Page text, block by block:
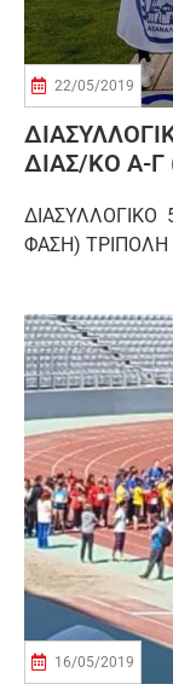
22/05/2019
ΔΙΑΣ/ΚΟ Α-Γ
ΔΙΑΣΥΛΛΟΓΙΚΟ
ΦΑΣΗ) ΤΡΙΠΟΛΗ
16/05/2019